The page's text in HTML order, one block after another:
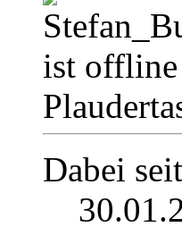
Dabei seit